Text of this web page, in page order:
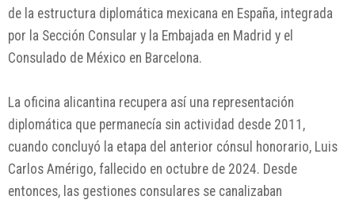
de la estructura diplomática mexicana en España, integrada
por la Sección Consular y la Embajada en Madrid y el
Consulado de México en Barcelona.
La oficina alicantina recupera así una representación
diplomática que permanecía sin actividad desde 2011,
cuando concluyó la etapa del anterior cónsul honorario, Luis
Carlos Amérigo, fallecido en octubre de 2024. Desde
entonces, las gestiones consulares se canalizaban